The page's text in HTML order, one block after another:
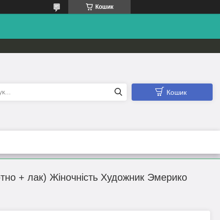
Кошик
Кошик
+ лак) Жіночність Художник Эмерико